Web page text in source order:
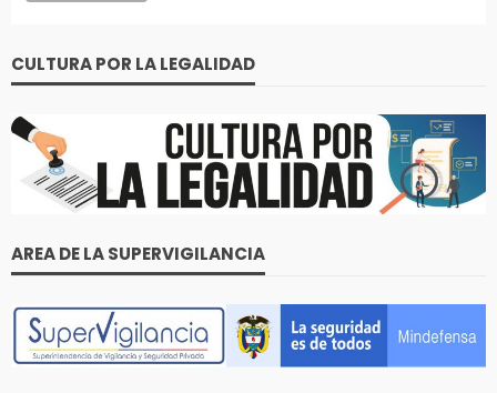
CULTURA POR LA LEGALIDAD
AREA DE LA SUPERVIGILANCIA